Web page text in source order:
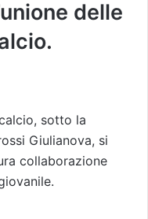
delle
sotto la
Giulianova, si
collaborazione